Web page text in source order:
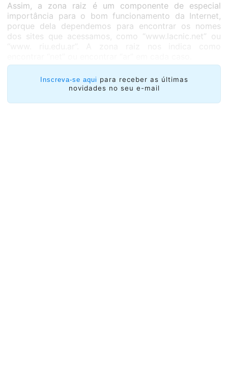
Assim, a zona raiz é um componente de especial
importância para o bom funcionamento da Internet,
porque dela dependemos para encontrar os nomes
dos sites que acessamos, como “www.lacnic.net” ou
Inscreva-se aqui para receber as últimas
novidades no seu e-mail